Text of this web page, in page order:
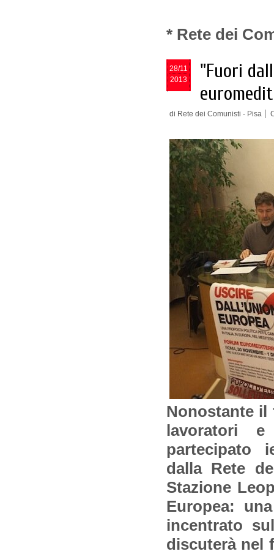
* Rete dei
28/11
2013
"Fuori
di Rete dei Comunisti - Pisa
Nonostante
lavoratori
partecipato
dalla Rete
Stazione
Europea:
incentrato
discuterà nel